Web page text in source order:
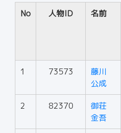
No 人物ID 名前
1 73573
藤川
公成
2 82370
御荘
金吾